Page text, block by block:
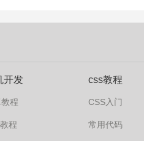
开发
程
程
css教程
CSS入门
常用代码